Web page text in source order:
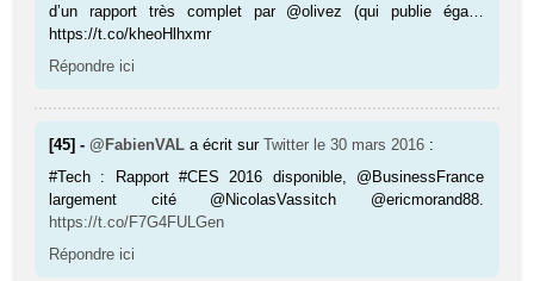
d’un rapport très complet par @olivez (qui publie éga…
https://t.co/kheoHlhxmr
Répondre ici
[45] -@FabienVAL a écrit surTwitter le 30 mars 2016 :
#Tech : Rapport #CES 2016 disponible, @BusinessFrance
largement cité @NicolasVassitch @ericmorand88.
https://t.co/F7G4FULGen
Répondre ici